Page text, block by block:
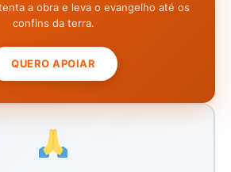
a obra e leva o evangelho até os
confins da terra.
QUERO APOIAR